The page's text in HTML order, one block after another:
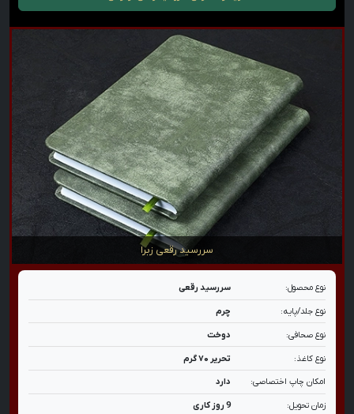
سررسید رقعی زبرا
نوع محصول: سررسید رقعی
نوع جلد/پایه: چرم
نوع صحافی: دوخت
نوع کاغذ: تحریر ۷۰ گرم
امکان چاپ اختصاصی: دارد
زمان تحویل: 9 روز کاری